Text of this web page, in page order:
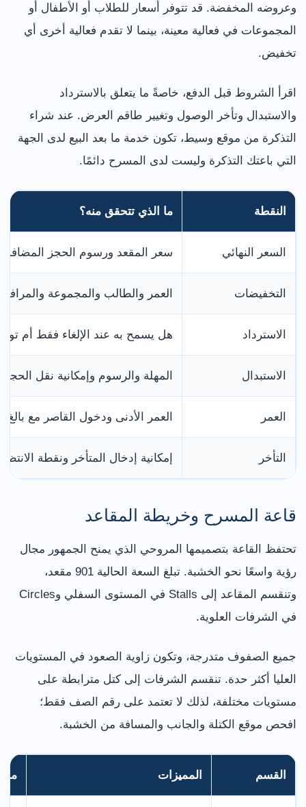
وعروضه المخفضة. قد تتوفر أسعار للطلاب أو الأطفال أو
المجموعات في فعالية معينة، بينما لا تقدم فعالية أخرى أي
تخفيض.
اقرأ الشروط قبل الدفع، خاصةً ما يتعلق بالاسترداد
والاستبدال وتأخر الوصول وتغيير طاقم العرض. عند شراء
التذكرة من موقع وسيط، تكون خدمة ما بعد البيع لدى الجهة
التي باعتك التذكرة وليست لدى المسرح دائمًا.
النقطة ما الذي تتحقق منه؟
السعر النهائي سعر المقعد ورسوم الحجز المضافة
التخفيضات العمر والطالب والمجموعة
الاسترداد هل يسمح به عند الإلغاء فقط أم
الاستبدال المهلة والرسوم وإمكانية نقل
العمر العمر الأدنى ودخول القاصر مع بالغ
التأخر إمكانية إدخال المتأخر ونقطة
قاعة المسرح وخريطة المقاعد
تحتفظ القاعة بتصميمها المروحي الذي يمنح الجمهور مجال
رؤية واسعًا نحو الخشبة. تبلغ السعة الحالية 901 مقعد،
وتنقسم المقاعد إلى Stalls في المستوى السفلي وCircles
في الشرفات العلوية.
جميع الصفوف متدرجة، وتكون زاوية الصعود في المستويات
العليا أكثر حدة. تنقسم الشرفات إلى كتل مترابطة على
مستويات مختلفة، لذلك لا تعتمد على رقم الصف فقط؛
افحص موقع الكتلة والجانب والمسافة من الخشبة.
القسم المميزات